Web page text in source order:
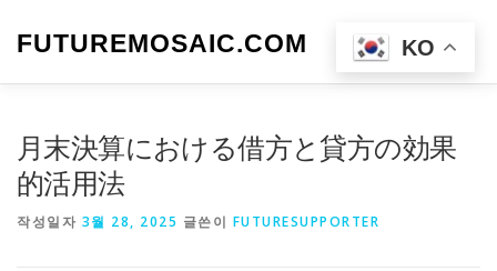
FUTUREMOSAIC.COM 메뉴
月末決算における借方と貸方の効果
的活用法
작성일자 3월 28, 2025 글쓴이 FUTURESUPPORTER
KO